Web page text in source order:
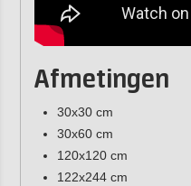
Afmetingen
30x30 cm
30x60 cm
120x120 cm
122x244 cm